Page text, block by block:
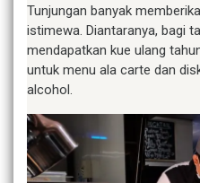
Tunjungan banyak
istimewa. Diantaranya, bagi
mendapatkan kue ulang
untuk menu ala carte dan
alcohol.